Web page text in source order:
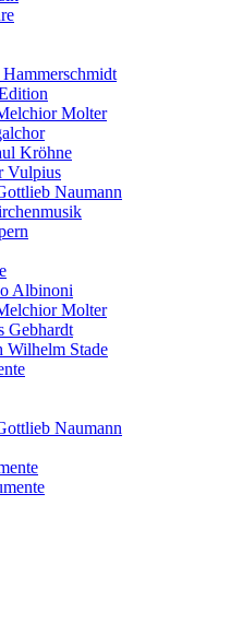
Molter
Kröhne
Vulpius
Naumann
Albinoni
Molter
Gebhardt
Wilhelm Stade
Naumann